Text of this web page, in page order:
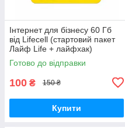
Інтернет для бізнесу 60 Гб
від Lifecell (стартовий пакет
Лайф Life + лайфхак)
Готово до відправки
100 ₴ 150 ₴
Купити